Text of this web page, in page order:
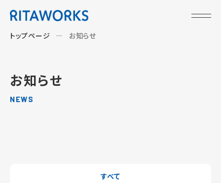
トップページ お知らせ
お知らせ
NEWS
すべて